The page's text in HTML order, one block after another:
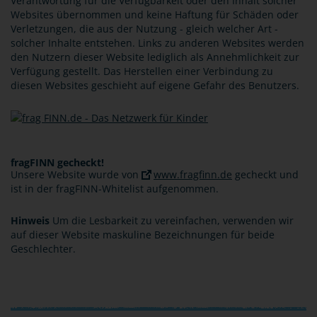
Websites übernommen und keine Haftung für Schäden oder
Verletzungen, die aus der Nutzung - gleich welcher Art -
solcher Inhalte entstehen. Links zu anderen Websites werden
den Nutzern dieser Website lediglich als Annehmlichkeit zur
Verfügung gestellt. Das Herstellen einer Verbindung zu
diesen Websites geschieht auf eigene Gefahr des Benutzers.
fragFINN gecheckt!
Unsere Website wurde von
www.fragfinn.de gecheckt und
ist in der fragFINN-Whitelist aufgenommen.
Hinweis Um die Lesbarkeit zu vereinfachen, verwenden wir
auf dieser Website maskuline Bezeichnungen für beide
Geschlechter.